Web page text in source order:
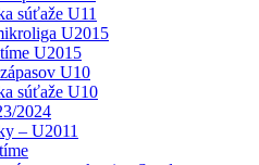
súťaže U11
U2015
U2015
U10
súťaže U10
2024
– U2011